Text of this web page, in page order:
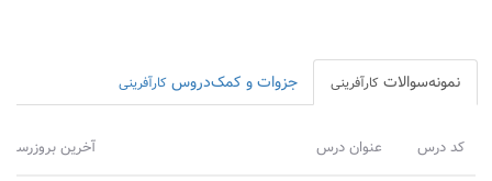
نمونه‌سوالات کارآفرینی جزوات و کمک‌دروس کارآفرینی
کد درس عنوان درس آخرین